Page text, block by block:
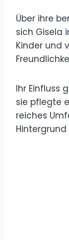
Über ihre
sich Gisela
Kinder und
Ihr Einfluss
sie pflegte
reiches